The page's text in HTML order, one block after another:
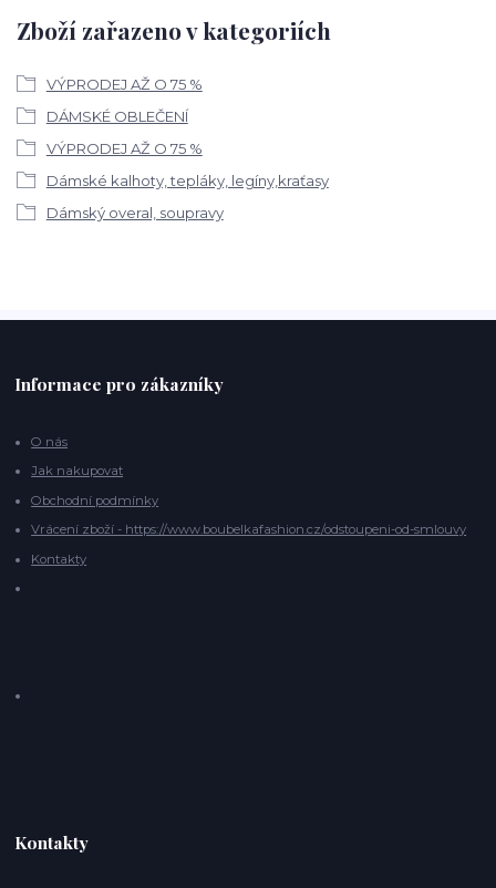
Zboží zařazeno v kategoriích
VÝPRODEJ AŽ O 75 %
DÁMSKÉ OBLEČENÍ
VÝPRODEJ AŽ O 75 %
Dámské kalhoty, tepláky, legíny,kraťasy
Dámský overal, soupravy
Informace pro zákazníky
O nás
Jak nakupovat
Obchodní podmínky
Vrácení zboží - https://www.boubelkafashion.cz/odstoupeni-od-smlouvy
Kontakty
Kontakty